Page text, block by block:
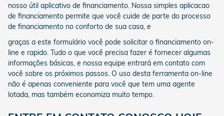
nosso útil aplicativo de financiamento. Nossa simples aplicacao
de financiamento permite que você cuide de parte do processo
de financiamento no conforto de sua casa, e
graças a este formulário você pode solicitar o financiamento on-
line e rapido. Tudo o que você precisa fazer é fornecer algumas
informações básicas, e nossa equipe entrará em contato com
você sobre os próximos passos. O uso desta ferramenta on-line
não é apenas conveniente para você que tem uma agente
lotada, mas também economiza muito tempo.